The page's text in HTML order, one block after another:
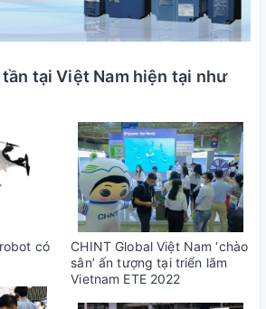
tại Việt Nam hiện tại như
có
CHINT Global Việt Nam ‘chào
sân’ ấn tượng tại triển lãm
Vietnam ETE 2022